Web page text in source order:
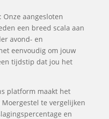
Onze aangesloten
een breed scala aan
avond- en
eenvoudig om jouw
tijdstip dat jou het
platform maakt het
te vergelijken
en